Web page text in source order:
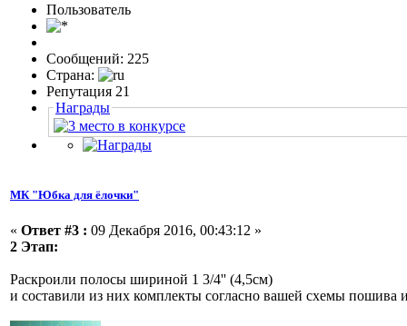
Пользовaтeль
Сообщений: 225
Страна:
Репутация 21
Награды
МК "Юбка для ёлочки"
« Ответ #3 : 09 Декабря 2016, 00:43:12 »
2 Этап:
Раскроили полосы шириной 1 3/4'' (4,5см)
и составили из них комплекты согласно вашей схемы пошива